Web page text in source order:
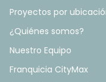
Proyectos por
¿Quiénes somos?
Nuestro Equipo
Franquicia CityMax